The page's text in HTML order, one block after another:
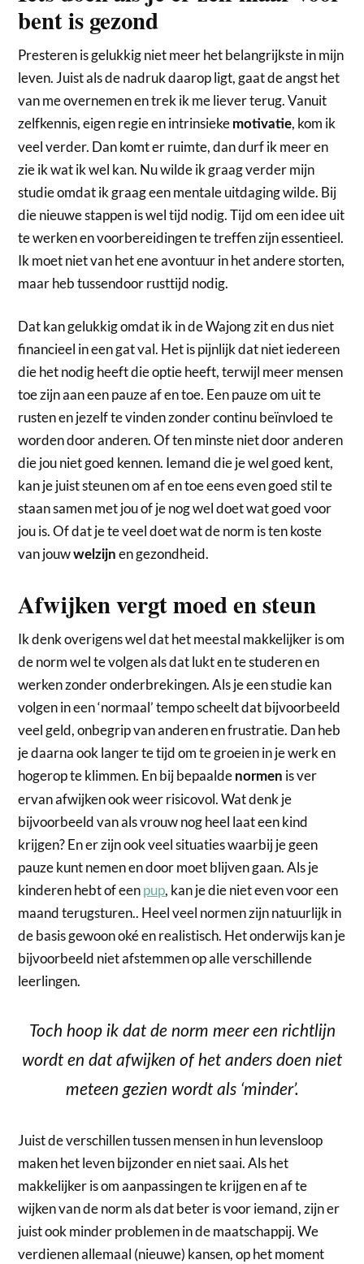
bent is gezond
Presteren is gelukkig niet meer het belangrijkste in mijn
leven. Juist als de nadruk daarop ligt, gaat de angst het
van me overnemen en trek ik me liever terug. Vanuit
zelfkennis, eigen regie en intrinsieke motivatie, kom ik
veel verder. Dan komt er ruimte, dan durf ik meer en
zie ik wat ik wel kan. Nu wilde ik graag verder mijn
studie omdat ik graag een mentale uitdaging wilde. Bij
die nieuwe stappen is wel tijd nodig. Tijd om een idee uit
te werken en voorbereidingen te treffen zijn essentieel.
Ik moet niet van het ene avontuur in het andere storten,
maar heb tussendoor rusttijd nodig.
Dat kan gelukkig omdat ik in de Wajong zit en dus niet
financieel in een gat val. Het is pijnlijk dat niet iedereen
die het nodig heeft die optie heeft, terwijl meer mensen
toe zijn aan een pauze af en toe. Een pauze om uit te
rusten en jezelf te vinden zonder continu beïnvloed te
worden door anderen. Of ten minste niet door anderen
die jou niet goed kennen. Iemand die je wel goed kent,
kan je juist steunen om af en toe eens even goed stil te
staan samen met jou of je nog wel doet wat goed voor
jou is. Of dat je te veel doet wat de norm is ten koste
van jouwwelzijn en gezondheid.
Afwijken vergt moed en steun
Ik denk overigens wel dat het meestal makkelijker is om
de norm wel te volgen als dat lukt en te studeren en
werken zonder onderbrekingen. Als je een studie kan
volgen in een ‘normaal’ tempo scheelt dat bijvoorbeeld
veel geld, onbegrip van anderen en frustratie. Dan heb
je daarna ook langer te tijd om te groeien in je werk en
hogerop te klimmen. En bij bepaalde normen is ver
ervan afwijken ook weer risicovol. Wat denk je
bijvoorbeeld van als vrouw nog heel laat een kind
krijgen? En er zijn ook veel situaties waarbij je geen
pauze kunt nemen en door moet blijven gaan. Als je
kinderen hebt of eenpup, kan je die niet even voor een
maand terugsturen.. Heel veel normen zijn natuurlijk in
de basis gewoon oké en realistisch. Het onderwijs kan je
bijvoorbeeld niet afstemmen op alle verschillende
leerlingen.
Toch hoop ik dat de norm meer een richtlijn
wordt en dat afwijken of het anders doen niet
meteen gezien wordt als ‘minder’.
Juist de verschillen tussen mensen in hun levensloop
maken het leven bijzonder en niet saai. Als het
makkelijker is om aanpassingen te krijgen en af te
wijken van de norm als dat beter is voor iemand, zijn er
juist ook minder problemen in de maatschappij. We
verdienen allemaal (nieuwe) kansen, op het moment